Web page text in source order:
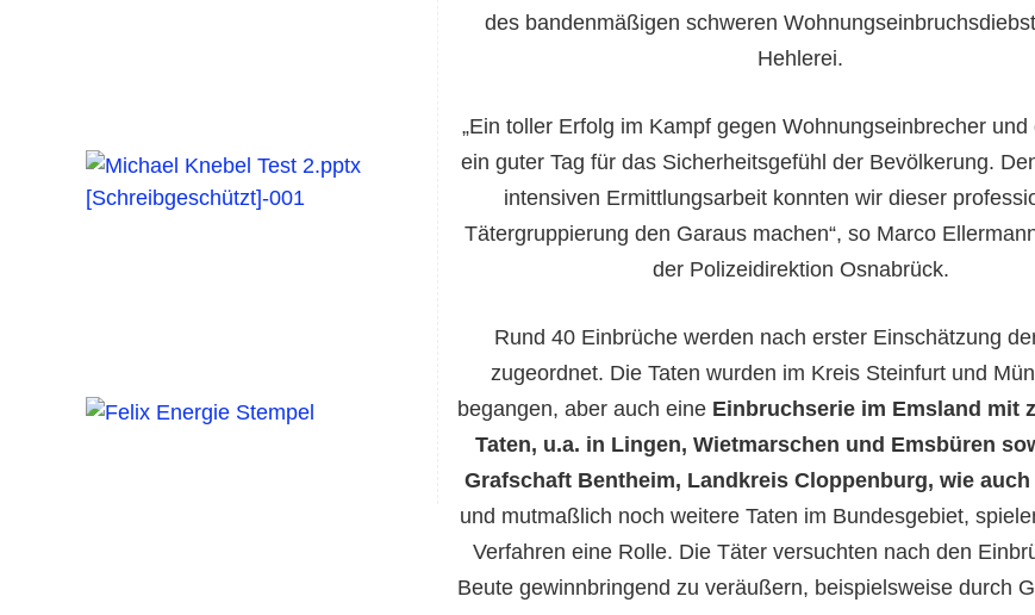
des bandenmäßigen schweren
Hehlerei.
„Ein toller Erfolg im Kampf gegen Wohnungseinbrecher und
ein guter Tag für das Sicherheitsgefühl der Bevölkerung.
intensiven Ermittlungsarbeit konnten wir dieser
Tätergruppierung den Garaus machen“, so Marco
der Polizeidirektion Osnabrück.
Rund 40 Einbrüche werden nach erster Einschätzung
zugeordnet. Die Taten wurden im Kreis Steinfurt und
begangen, aber auch eine Einbruchserie im Emsland mit
Taten, u.a. in Lingen, Wietmarschen und Emsbüren
Grafschaft Bentheim, Landkreis Cloppenburg, wie auch
und mutmaßlich noch weitere Taten im Bundesgebiet,
Verfahren eine Rolle. Die Täter versuchten nach den
Beute gewinnbringend zu veräußern, beispielsweise durch